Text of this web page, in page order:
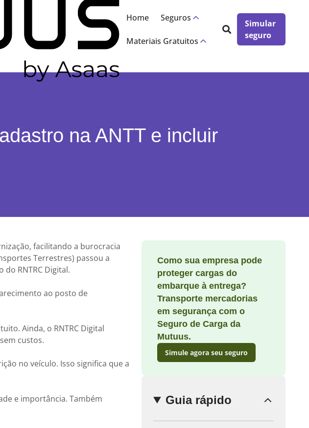
Home Seguros
Materiais Gratuitos
Simular
seguro
na ANTT e incluir
facilitando a burocracia
Terrestres) passou a
RNTRC Digital.
ao posto de
Ainda, o RNTRC Digital
custos.
no veículo. Isso significa que a
e importância. Também
Como sua empresa pode
proteger cargas do
embarque à entrega?
Transporte mercadorias
em segurança com o
Seguro de Carga da
Mutuus.
Simule agora seu seguro
Guia rápido